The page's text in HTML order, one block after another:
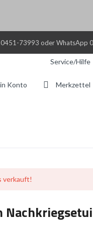
0451-73993 oder WhatsApp
Service/Hilfe
Merkzettel
Konto
verkauft!
Nachkriegsetui